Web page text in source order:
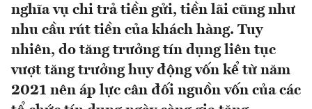
nghĩa vụ chi trả tiền gửi, tiền lãi cũng như
nhu cầu rút tiền của khách hàng. Tuy
nhiên, do tăng trưởng tín dụng liên tục
vượt tăng trưởng huy động vốn kể từ năm
2021 nên áp lực cân đối nguồn vốn của các